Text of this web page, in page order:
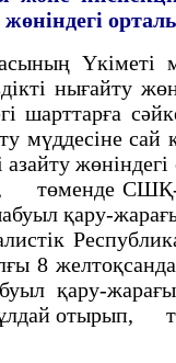
нығайту
мүддесiне
төменде
қару-
8
қару-
отырып,